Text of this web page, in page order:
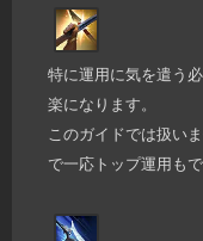
特に運用に気を遣う
楽になります。
このガイドでは扱い
で一応トップ運用も